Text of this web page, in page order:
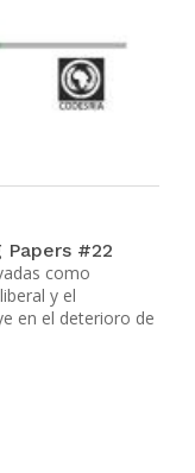
Papers #22
como
y el
en el deterioro de